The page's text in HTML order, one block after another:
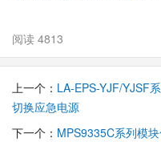
阅读 4813
上一个： LA-EPS-YJF/YJSF
切换应急电源
下一个： MPS9335C系列模